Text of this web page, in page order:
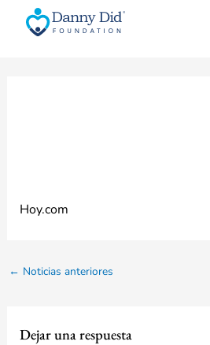
Hoy.com
← Noticias anteriores
Dejar una respuesta